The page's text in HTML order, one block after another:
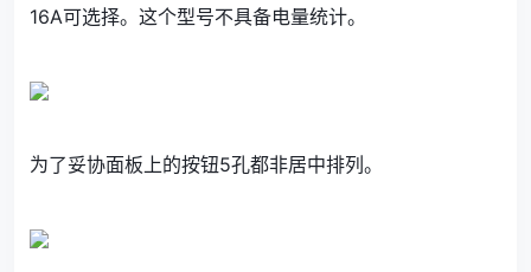
16A可选择。这个型号不具备电量统计。
为了妥协面板上的按钮5孔都非居中排列。